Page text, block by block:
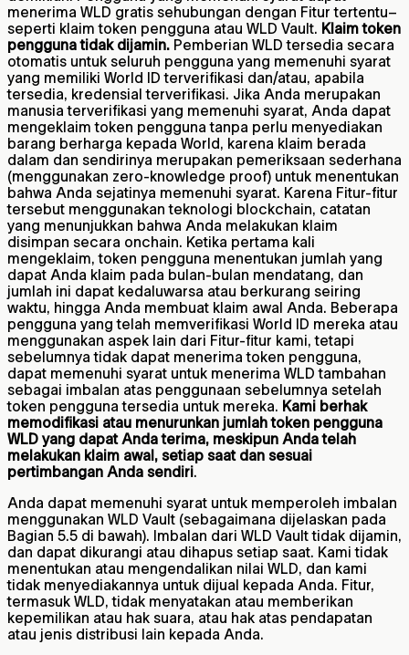
menerima WLD gratis sehubungan dengan Fitur tertentu–
seperti klaim token pengguna atau WLD Vault. Klaim token
pengguna tidak dijamin. Pemberian WLD tersedia secara
otomatis untuk seluruh pengguna yang memenuhi syarat
yang memiliki World ID terverifikasi dan/atau, apabila
tersedia, kredensial terverifikasi. Jika Anda merupakan
manusia terverifikasi yang memenuhi syarat, Anda dapat
mengeklaim token pengguna tanpa perlu menyediakan
barang berharga kepada World, karena klaim berada
dalam dan sendirinya merupakan pemeriksaan sederhana
(menggunakan zero-knowledge proof) untuk menentukan
bahwa Anda sejatinya memenuhi syarat. Karena Fitur-fitur
tersebut menggunakan teknologi blockchain, catatan
yang menunjukkan bahwa Anda melakukan klaim
disimpan secara onchain. Ketika pertama kali
mengeklaim, token pengguna menentukan jumlah yang
dapat Anda klaim pada bulan-bulan mendatang, dan
jumlah ini dapat kedaluwarsa atau berkurang seiring
waktu, hingga Anda membuat klaim awal Anda. Beberapa
pengguna yang telah memverifikasi World ID mereka atau
menggunakan aspek lain dari Fitur-fitur kami, tetapi
sebelumnya tidak dapat menerima token pengguna,
dapat memenuhi syarat untuk menerima WLD tambahan
sebagai imbalan atas penggunaan sebelumnya setelah
token pengguna tersedia untuk mereka. Kami berhak
memodifikasi atau menurunkan jumlah token pengguna
WLD yang dapat Anda terima, meskipun Anda telah
melakukan klaim awal, setiap saat dan sesuai
pertimbangan Anda sendiri.
Anda dapat memenuhi syarat untuk memperoleh imbalan
menggunakan WLD Vault (sebagaimana dijelaskan pada
Bagian 5.5 di bawah). Imbalan dari WLD Vault tidak dijamin,
dan dapat dikurangi atau dihapus setiap saat. Kami tidak
menentukan atau mengendalikan nilai WLD, dan kami
tidak menyediakannya untuk dijual kepada Anda. Fitur,
termasuk WLD, tidak menyatakan atau memberikan
kepemilikan atau hak suara, atau hak atas pendapatan
atau jenis distribusi lain kepada Anda.